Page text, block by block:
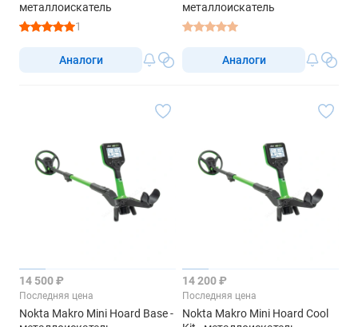
металлоискатель
1
Аналоги
металлоискатель
Аналоги
14 500 ₽
Последняя цена
Nokta Makro Mini Hoard Base -
14 200 ₽
Последняя цена
Nokta Makro Mini Hoard Cool